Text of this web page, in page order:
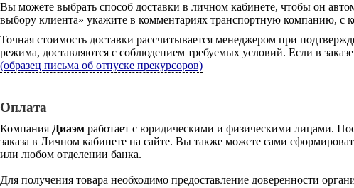
Вы можете выбрать способ доставки в личном кабинете, чтобы он
выбору клиента» укажите в комментариях транспортную компанию, с
Точная стоимость доставки рассчитывается менеджером при
режима, доставляются с соблюдением требуемых условий. Если в
(образец письма об отпуске прекурсоров)
Оплата
Компания Диаэм работает с юридическими и физическими лицами.
заказа в Личном кабинете на сайте. Вы также можете сами
или любом отделении банка.
Для получения товара необходимо предоставление доверенности